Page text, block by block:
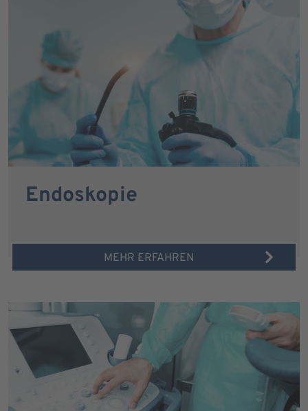
Endoskopie
MEHR ERFAHREN